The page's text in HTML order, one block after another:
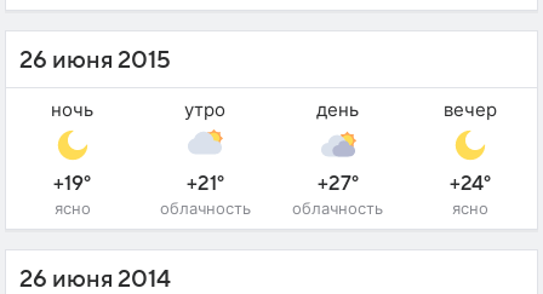
26 июня 2015
ночь
+19°
ясно
утро
+21°
облачность
день
+27°
облачность
вечер
+24°
ясно
26 июня 2014